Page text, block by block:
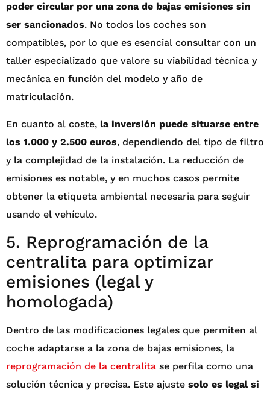
poder circular por una zona de bajas emisiones sin
ser sancionados. No todos los coches son
compatibles, por lo que es esencial consultar con un
taller especializado que valore su viabilidad técnica y
mecánica en función del modelo y año de
matriculación.
En cuanto al coste, la inversión puede situarse entre
los 1.000 y 2.500 euros, dependiendo del tipo de filtro
y la complejidad de la instalación. La reducción de
emisiones es notable, y en muchos casos permite
obtener la etiqueta ambiental necesaria para seguir
usando el vehículo.
5. Reprogramación de la
centralita para optimizar
emisiones (legal y
homologada)
Dentro de las modificaciones legales que permiten al
coche adaptarse a la zona de bajas emisiones, la
reprogramación de la centralita se perfila como una
solución técnica y precisa. Este ajuste solo es legal si